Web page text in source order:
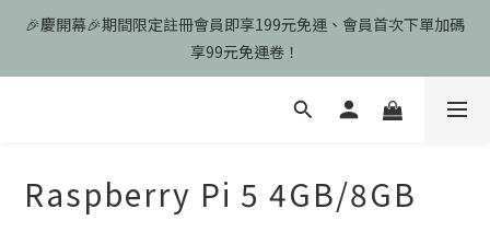
🎉慶開幕🎉期間限定註冊會員即享199元免運、會員首次下單加碼
享99元免運卷！
🎉慶開幕🎉期間限定註冊會員即享199元免運、會員首次下單加碼
享99元免運卷！
歡迎光臨瑪可希維，本站商品皆為台灣現貨、含稅可打統編
🎉慶開幕🎉期間限定註冊會員即享199元免運、會員首次下單加碼
享99元免運卷！
Raspberry Pi 5 4GB/8GB